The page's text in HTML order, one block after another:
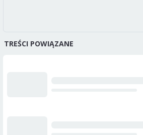
TREŚCI POWIĄZANE